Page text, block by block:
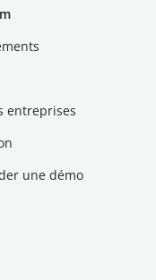
entreprises
une démo